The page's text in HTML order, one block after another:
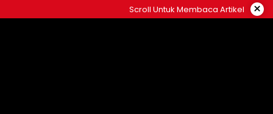
to
Scroll Untuk Membaca Artikel ×